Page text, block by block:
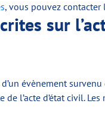
, vous pouvez
sur
évènement
l’acte d’état civil.